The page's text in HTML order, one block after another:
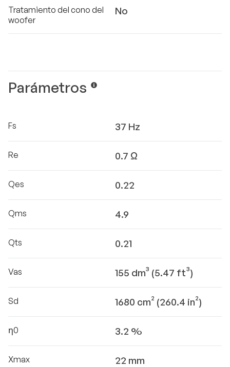
Tratamiento del cono del
woofer
No
Parámetros
Fs 37 Hz
Re 0.7 Ω
Qes 0.22
Qms 4.9
Qts 0.21
Vas 155 dm³ (5.47 ft³)
Sd 1680 cm² (260.4 in²)
η0 3.2 %
Xmax 22 mm